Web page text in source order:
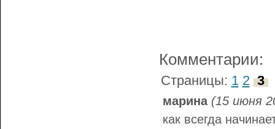
Комментарии:
Страницы: 1 2 3
марина (15 июня
как всегда